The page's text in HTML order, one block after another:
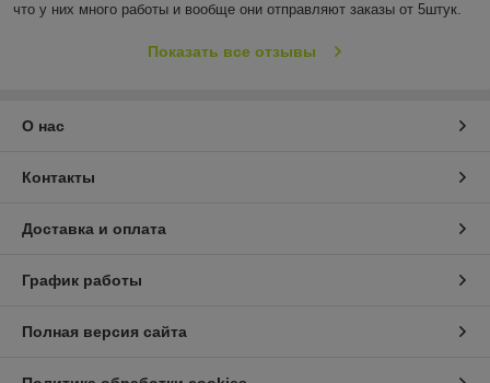
что у них много работы и вообще они отправляют заказы от 5штук.
Показать все отзывы
О нас
Контакты
Доставка и оплата
График работы
Полная версия сайта